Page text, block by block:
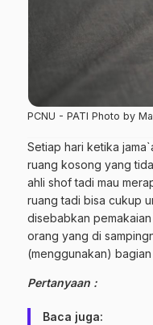
PCNU - PATI Photo by
Setiap hari ketika
ruang kosong yang
ahli shof tadi mau
ruang tadi bisa cukup
disebabkan
orang yang di
(menggunakan)
Pertanyaan :
Baca juga: